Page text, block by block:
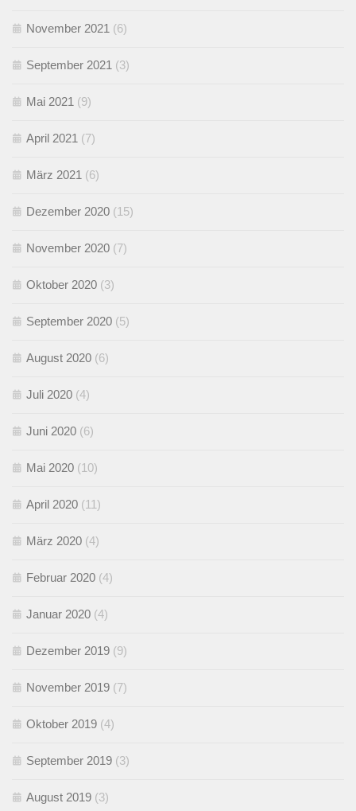
November 2021 (6)
September 2021 (3)
Mai 2021 (9)
April 2021 (7)
März 2021 (6)
Dezember 2020 (15)
November 2020 (7)
Oktober 2020 (3)
September 2020 (5)
August 2020 (6)
Juli 2020 (4)
Juni 2020 (6)
Mai 2020 (10)
April 2020 (11)
März 2020 (4)
Februar 2020 (4)
Januar 2020 (4)
Dezember 2019 (9)
November 2019 (7)
Oktober 2019 (4)
September 2019 (3)
August 2019 (3)